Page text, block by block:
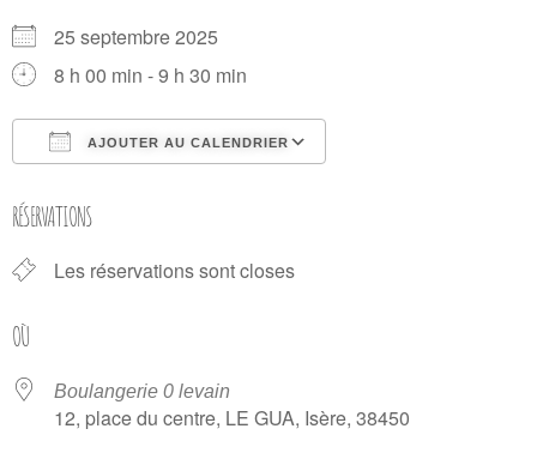
25 septembre 2025
8 h 00 min - 9 h 30 min
AJOUTER AU CALENDRIER
RÉSERVATIONS
Les réservations sont closes
OÙ
Boulangerie 0 levain
12, place du centre, LE GUA, Isère, 38450